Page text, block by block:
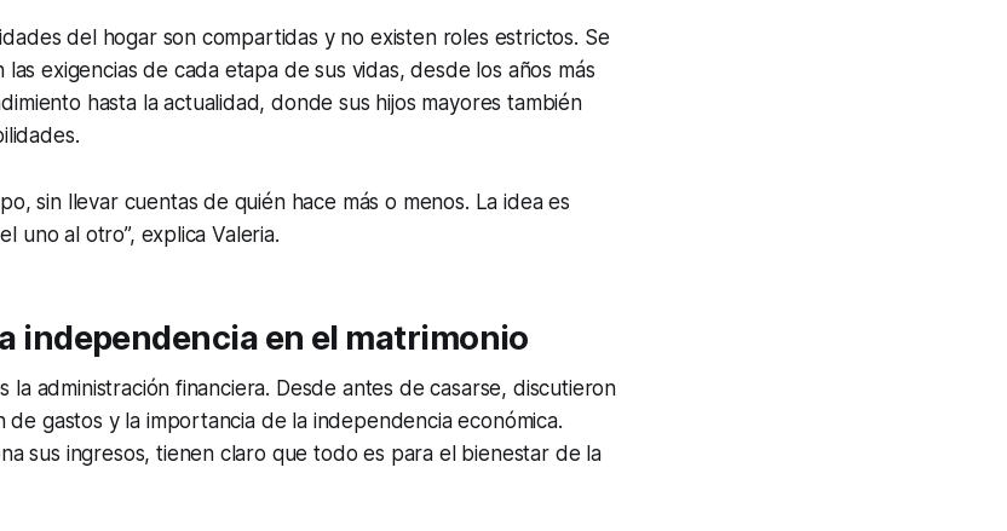
del hogar son compartidas y no existen roles estrictos. Se
exigencias de cada etapa de sus vidas, desde los años más
hasta la actualidad, donde sus hijos mayores también
sin llevar cuentas de quién hace más o menos. La idea es
uno al otro”, explica Valeria.
independencia en el matrimonio
la administración financiera. Desde antes de casarse, discutieron
de gastos y la importancia de la independencia económica.
sus ingresos, tienen claro que todo es para el bienestar de la